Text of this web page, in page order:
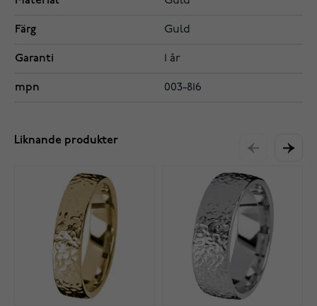
Färg Guld
Garanti 1 år
mpn 003-816
Liknande produkter